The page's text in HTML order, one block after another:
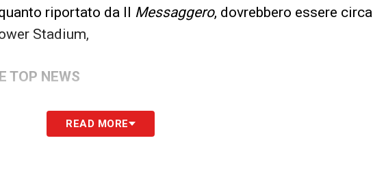
riportato da Il Messaggero, dovrebbero essere circa
Stadium,
TOP NEWS
READ MORE